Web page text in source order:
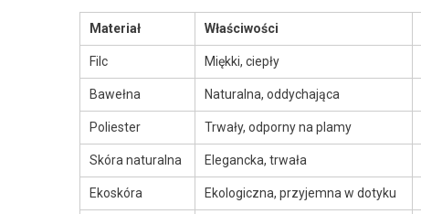
Materiał Właściwości
Filc Miękki, ciepły
Bawełna Naturalna, oddychająca
Poliester Trwały, odporny na plamy
Skóra naturalna Elegancka, trwała
Ekoskóra Ekologiczna, przyjemna w dotyku